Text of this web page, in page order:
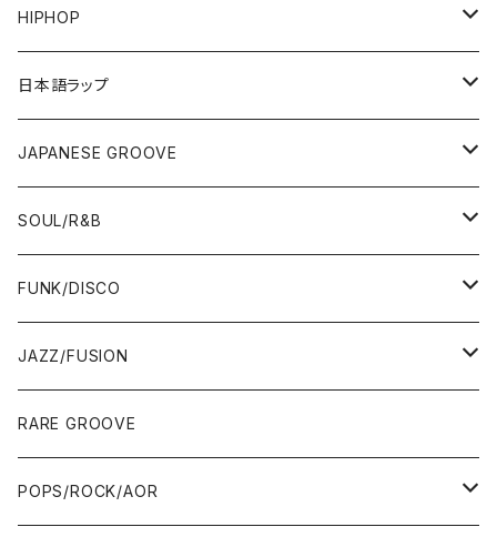
HIPHOP
12"/7"
80'S OLD SCHOOL
EARLY 90'S MIDDLE〜NEW SCHOOL
JAPAN ONLY RELEASE/REMIX
LP
80'S OLD SCHOOL
EARLY 90'S MIDDLE〜NEW SCHOOL
日本語ラップ
12"/7"
80'S OLD SCHOOL〜EARLY 90'S
MID〜LATE 90'S
LP
80'S OLD SCHOOL〜EARLY 90'S
MID〜LATE 90'S
CD/TAPE
CD-R/DEMO/SAMPLE
CD ALBUM
JAPANESE GROOVE
LP
60'S/70'S
80'S
7"/12"
60'S/70'S
80'S
SOUL/R&B
LP
60'S/70'S
80'S
12"/7"
60'S/70'S
80'S
FUNK/DISCO
LP
70'S
80'S
12"/7"
70'S
JAZZ/FUSION
JAZZ
FUSION
RARE GROOVE
POPS/ROCK/AOR